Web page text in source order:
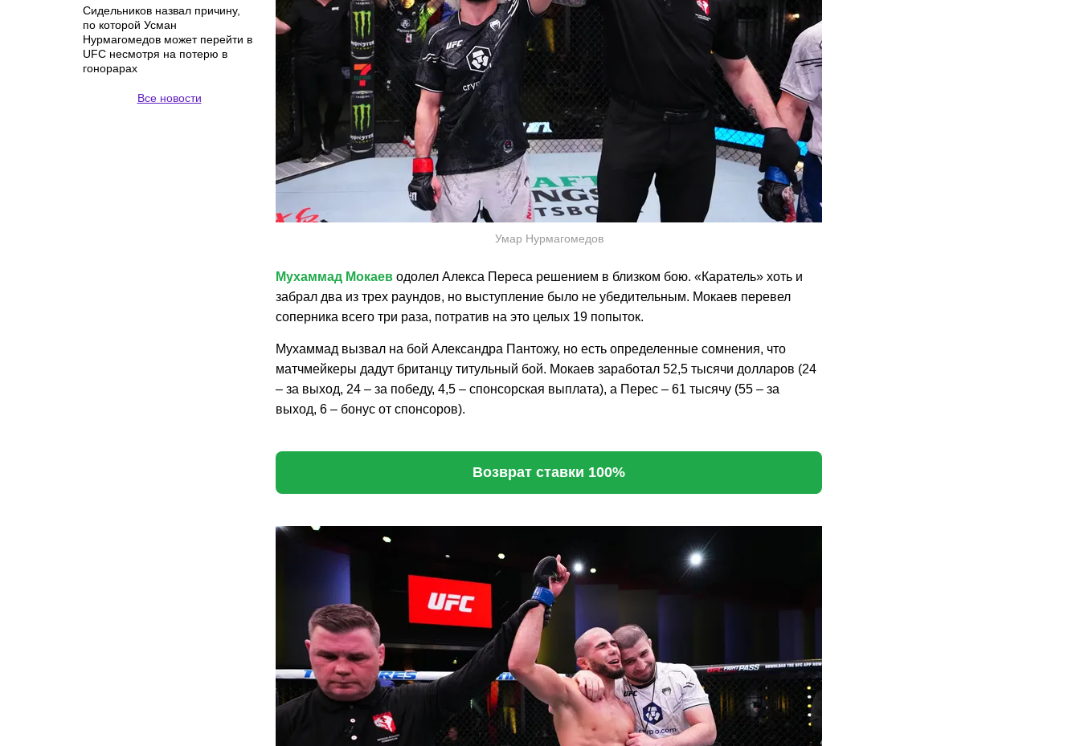
Умар Нурмагомедов
Мухаммад Мокаев одолел Алекса Переса решением в близком бою. «Каратель» хоть и
забрал два из трех раундов, но выступление было не убедительным. Мокаев перевел
соперника всего три раза, потратив на это целых 19 попыток.
Мухаммад вызвал на бой Александра Пантожу, но есть определенные сомнения, что
матчмейкеры дадут британцу титульный бой. Мокаев заработал 52,5 тысячи долларов (24
– за выход, 24 – за победу, 4,5 – спонсорская выплата), а Перес – 61 тысячу (55 – за
выход, 6 – бонус от спонсоров).
Возврат ставки 100%
Сидельников назвал причину,
по которой Усман
Нурмагомедов может перейти в
UFC несмотря на потерю в
гонорарах
Все новости